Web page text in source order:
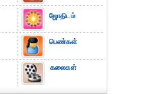
ஜோதிடம்
பெண்கள்
கலைகள்